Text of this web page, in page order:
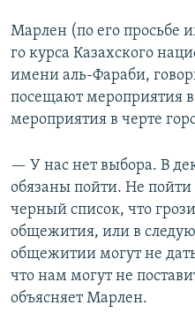
Марлен (по его просьбе
го курса Казахского
имени аль-Фараби,
посещают мероприятия
мероприятия в черте
— У нас нет выбора. В
обязаны пойти. Не
черный список, что
общежития, или в
общежитии могут не
что нам могут не
объясняет Марлен.